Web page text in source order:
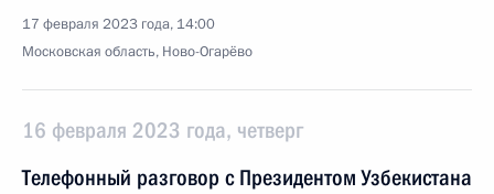
17 февраля 2023 года, 14:00
Московская область, Ново-Огарёво
16 февраля 2023 года, четверг
Телефонный разговор с Президентом Узбекистана